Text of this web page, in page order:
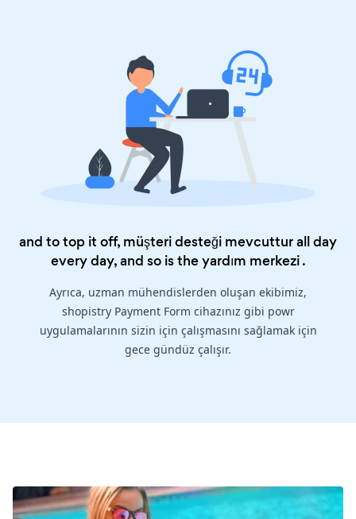
and to top it off, müşteri desteği mevcuttur all day
every day, and so is theyardım merkezi.
Ayrıca, uzman mühendislerden oluşan ekibimiz,
shopistry Payment Form cihazınız gibi powr
uygulamalarının sizin için çalışmasını sağlamak için
gece gündüz çalışır.